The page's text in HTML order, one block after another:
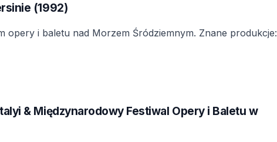
(1992)
opery i baletu nad Morzem Śródziemnym. Znane produkcje:
& Międzynarodowy Festiwal Opery i Baletu w